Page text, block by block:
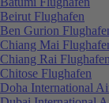
Beirut Flughafen
Ben Gurion
Chiang Mai
Chiang Rai Flughafen
Chitose Flughafen
Doha International